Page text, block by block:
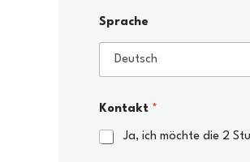
Sprache
Kontakt *
Ja, ich möchte die 2